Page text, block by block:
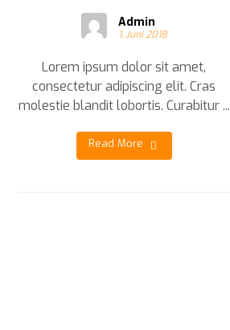
Admin
1. Juni 2018
Lorem ipsum dolor sit amet,
consectetur adipiscing elit. Cras
molestie blandit lobortis. Curabitur ...
Read More